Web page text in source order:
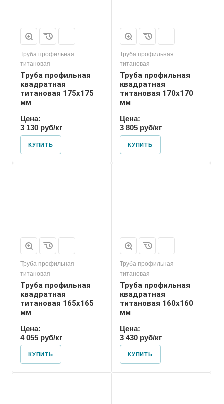
Труба профильная
титановая
Труба профильная
квадратная
титановая 175х175
мм
Цена:
3 130 руб/кг
КУПИТЬ
Труба профильная
титановая
Труба профильная
квадратная
титановая 170х170
мм
Цена:
3 805 руб/кг
КУПИТЬ
Труба профильная
титановая
Труба профильная
квадратная
титановая 165х165
мм
Цена:
4 055 руб/кг
КУПИТЬ
Труба профильная
титановая
Труба профильная
квадратная
титановая 160х160
мм
Цена:
3 430 руб/кг
КУПИТЬ